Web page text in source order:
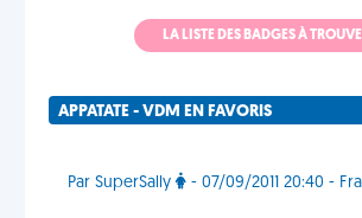
LA LISTE DES BADGES À
APPATATE - VDM EN FAVORIS
Par SuperSally - 07/09/2011 20:40 -